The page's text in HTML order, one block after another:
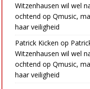
Witzenhausen wil wel
ochtend op Qmusic,
haar veiligheid
Patrick Kicken op
Witzenhausen wil wel
ochtend op Qmusic,
haar veiligheid